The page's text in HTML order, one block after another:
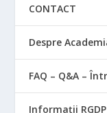
CONTACT
Despre
FAQ – Q&A –
Informații RGDP